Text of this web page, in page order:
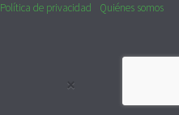
×
Política de privacidad
Quiénes somos